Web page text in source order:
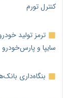
کنترل تورم
سایپا و پارس‌خودرو
بنگاه‌داری